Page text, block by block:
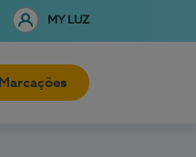
MY LUZ
Marcações